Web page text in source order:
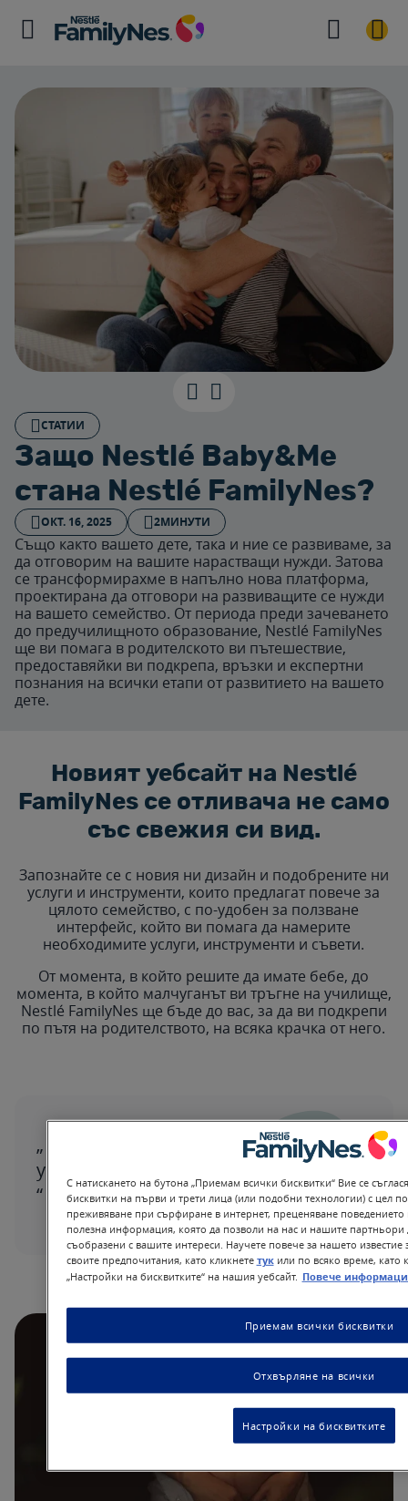
СТАТИИ
Защо Nestlé Baby&Me
стана Nestlé FamilyNes?
ОКТ. 16, 2025 2МИНУТИ
Също както вашето дете, така и ние се развиваме, за
да отговорим на вашите нарастващи нужди. Затова
се трансформирахме в напълно нова платформа,
проектирана да отговори на развиващите се нужди
на вашето семейство. От периода преди зачеването
до предучилищното образование, Nestlé FamilyNes
ще ви помага в родителското ви пътешествие,
предоставяйки ви подкрепа, връзки и експертни
познания на всички етапи от развитието на вашето
дете.
Новият уебсайт на Nestlé
FamilyNes се отливача не само
със свежия си вид.
Запознайте се с новия ни дизайн и подобрените ни
услуги и инструменти, които предлагат повече за
цялото семейство, с по-удобен за ползване
интерфейс, който ви помага да намерите
необходимите услуги, инструменти и съвети.
От момента, в който решите да имате бебе, до
момента, в който малчуганът ви тръгне на училище,
Nestlé FamilyNes ще бъде до вас, за да ви подкрепи
по пътя на родителството, на всяка крачка от него.
Запознайте се с нашия нов дизайн,
услуги, инструменти и много повече.
С натискането на бутона „Приемам всички бисквитки“ Вие се
бисквитки на първи и трети лица (или подобни технологии) с цел
преживяване при сърфиране в интернет, преценяване
полезна информация, която да позволи на нас и нашите партньори
съобразени с вашите интереси. Научете повече за нашето известие
своите предпочитания, като кликнете тукили по всяко време, като
„Настройки на бисквитките“ на нашия уебсайт. Повече
Отхвърляне на всички
Приемам всички бисквитки
Настройки на бисквитките